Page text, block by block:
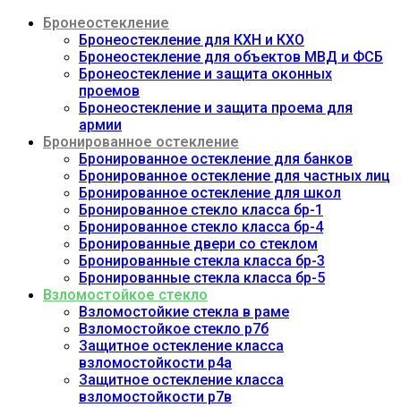
Бронеостекление
Бронеостекление для КХН и КХО
Бронеостекление для объектов МВД и ФСБ
Бронеостекление и защита оконных
проемов
Бронеостекление и защита проема для
армии
Бронированное остекление
Бронированное остекление для банков
Бронированное остекление для частных лиц
Бронированное остекление для школ
Бронированное стекло класса бр-1
Бронированное стекло класса бр-4
Бронированные двери со стеклом
Бронированные стекла класса бр-3
Бронированные стекла класса бр-5
Взломостойкое стекло
Взломостойкие стекла в раме
Взломостойкое стекло р7б
Защитное остекление класса
взломостойкости р4а
Защитное остекление класса
взломостойкости р7в